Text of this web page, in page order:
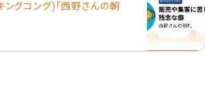
グコング)「西野さんの朝